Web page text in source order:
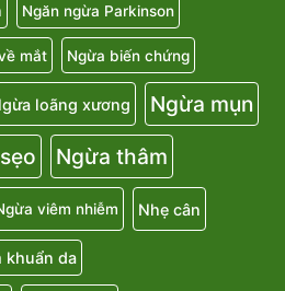
Ngăn ngừa Parkinson
mắt Ngừa biến chứng
loãng xương Ngừa mụn
Ngừa thâm
viêm nhiễm Nhẹ cân
khuẩn da